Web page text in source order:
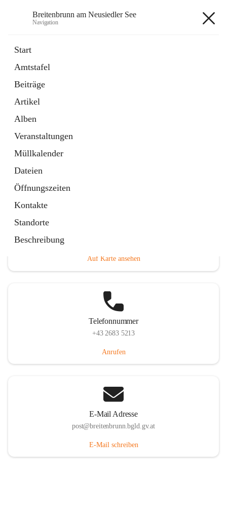
Breitenbrunn am Neusiedler See
Navigation
Start
Amtstafel
Beiträge
Artikel
Alben
Veranstaltungen
Müllkalender
Dateien
Öffnungszeiten
Kontakte
Standorte
Beschreibung
18 Schnellzugriffe
Gemeindeservice
Auf Karte ansehen
Telefonnummer
+43 2683 5213
Anrufen
E-Mail Adresse
post@breitenbrunn.bgld.gv.at
E-Mail schreiben